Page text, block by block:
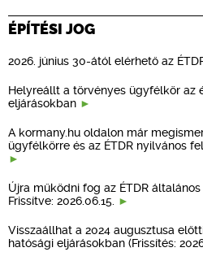
ÉPÍTÉSI JOG
2026. június 30-ától elérhető az
Helyreállt a törvényes ügyfélkör az
eljárásokban
A kormany.hu oldalon már
ügyfélkörre és az ÉTDR nyilvános
Újra működni fog az ÉTDR
Frissítve: 2026.06.15.
Visszaállhat a 2024 augusztusa
hatósági eljárásokban (Frissítés: